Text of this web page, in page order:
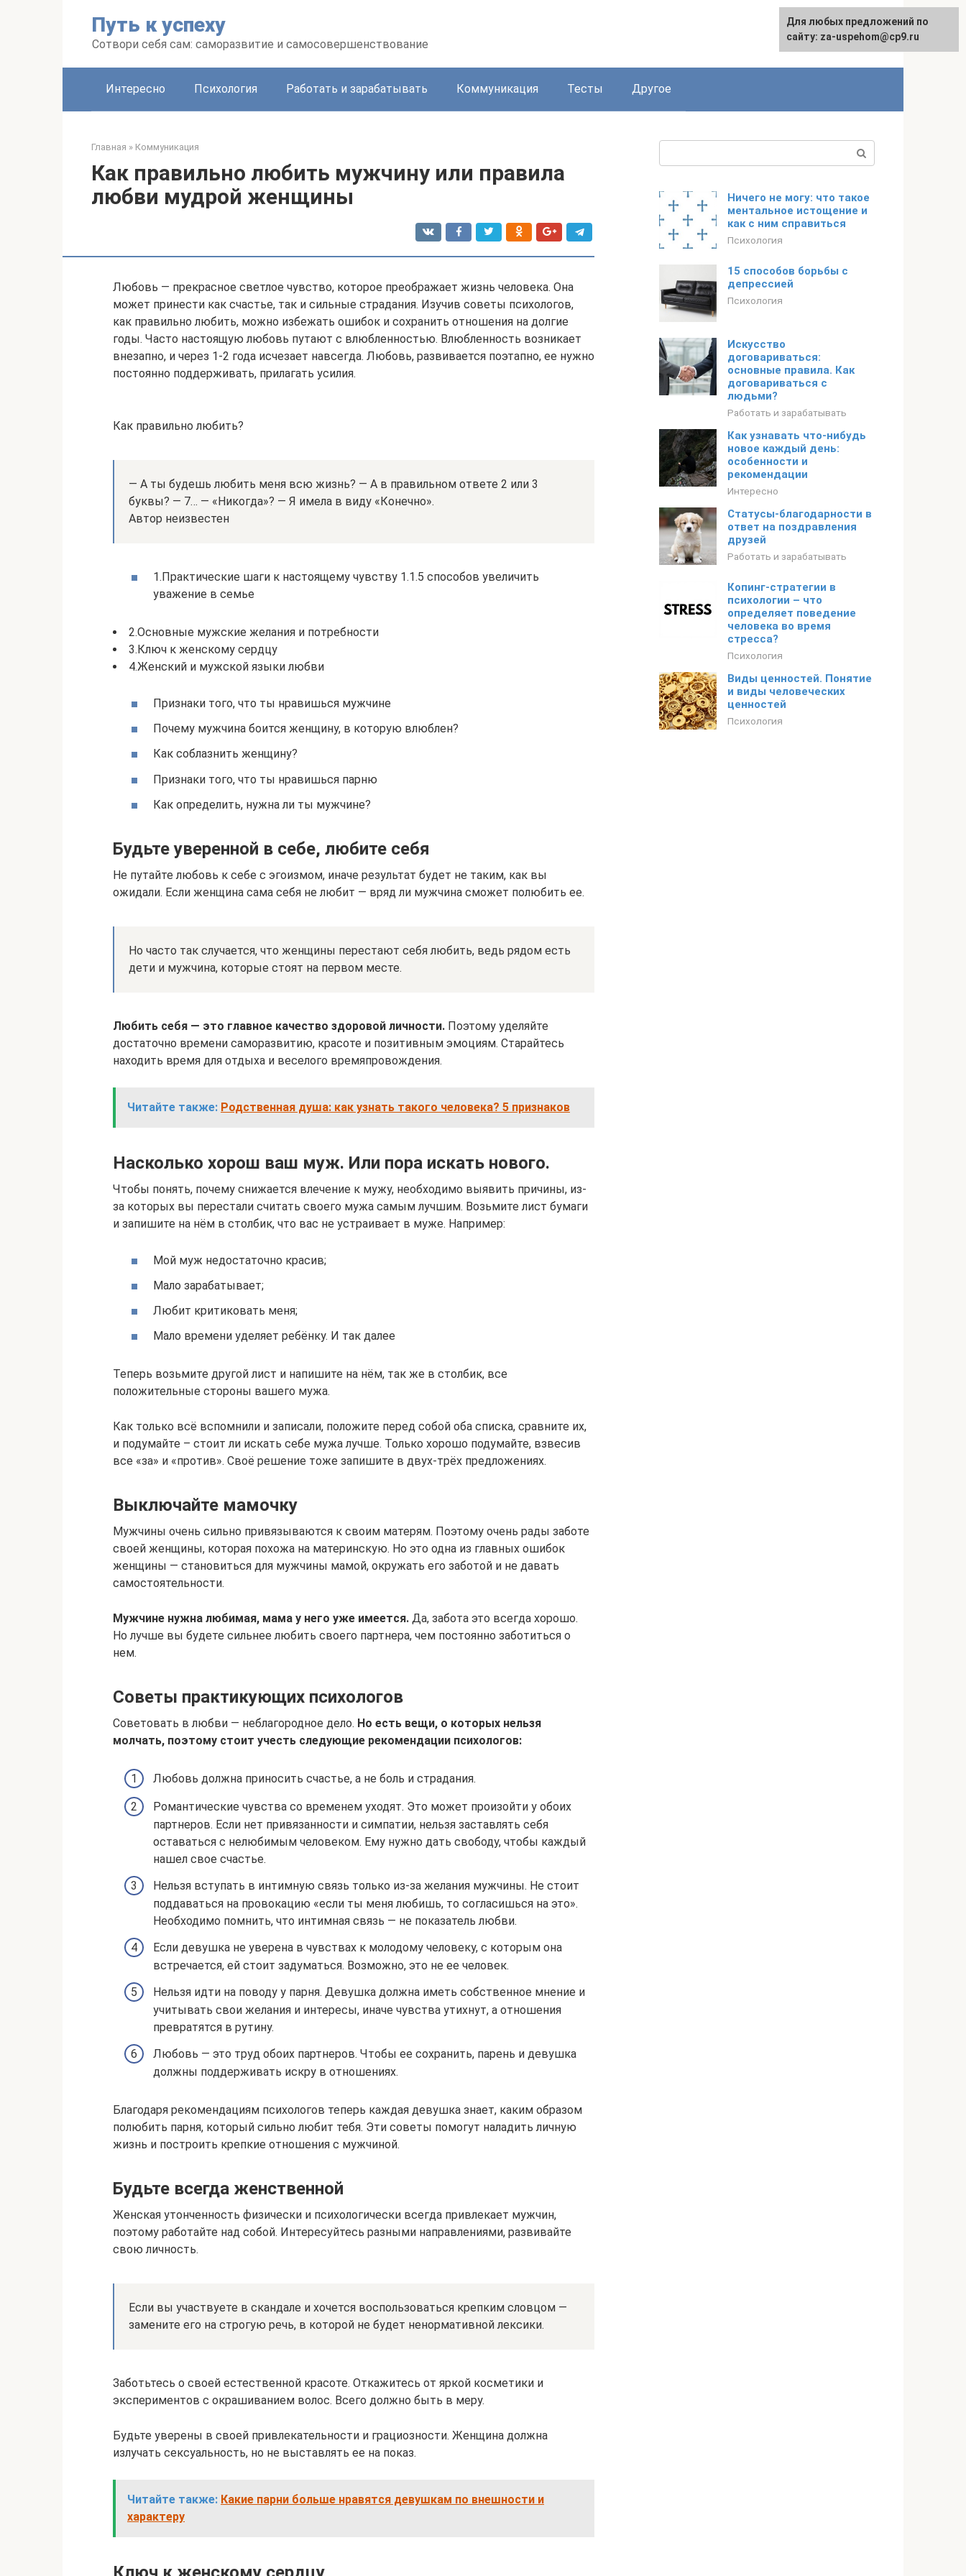
Путь к успеху
Сотвори себя сам: саморазвитие и самосовершенствование
English
Интересно Психология Работать и зарабатывать Коммуникация Тесты Другое
Главная » Коммуникация
Как правильно любить мужчину или правила
любви мудрой женщины
Любовь — прекрасное светлое чувство, которое преображает жизнь человека. Она
может принести как счастье, так и сильные страдания. Изучив советы психологов,
как правильно любить, можно избежать ошибок и сохранить отношения на долгие
годы. Часто настоящую любовь путают с влюбленностью. Влюбленность возникает
внезапно, и через 1-2 года исчезает навсегда. Любовь, развивается поэтапно, ее нужно
постоянно поддерживать, прилагать усилия.
Как правильно любить?
— А ты будешь любить меня всю жизнь? — А в правильном ответе 2 или 3
буквы? — 7… — «Никогда»? — Я имела в виду «Конечно».
Автор неизвестен
1.Практические шаги к настоящему чувству 1.1.5 способов увеличить
уважение в семье
2.Основные мужские желания и потребности
3.Ключ к женскому сердцу
4.Женский и мужской языки любви
Признаки того, что ты нравишься мужчине
Почему мужчина боится женщину, в которую влюблен?
Как соблазнить женщину?
Признаки того, что ты нравишься парню
Как определить, нужна ли ты мужчине?
Будьте уверенной в себе, любите себя
Не путайте любовь к себе с эгоизмом, иначе результат будет не таким, как вы
ожидали. Если женщина сама себя не любит — вряд ли мужчина сможет полюбить ее.
Но часто так случается, что женщины перестают себя любить, ведь рядом есть
дети и мужчина, которые стоят на первом месте.
Любить себя — это главное качество здоровой личности. Поэтому уделяйте
достаточно времени саморазвитию, красоте и позитивным эмоциям. Старайтесь
находить время для отдыха и веселого времяпровождения.
Читайте также: Родственная душа: как узнать такого человека? 5 признаков
Насколько хорош ваш муж. Или пора искать нового.
Чтобы понять, почему снижается влечение к мужу, необходимо выявить причины, из-
за которых вы перестали считать своего мужа самым лучшим. Возьмите лист бумаги
и запишите на нём в столбик, что вас не устраивает в муже. Например:
Мой муж недостаточно красив;
Мало зарабатывает;
Любит критиковать меня;
Мало времени уделяет ребёнку. И так далее
Теперь возьмите другой лист и напишите на нём, так же в столбик, все
положительные стороны вашего мужа.
Как только всё вспомнили и записали, положите перед собой оба списка, сравните их,
и подумайте – стоит ли искать себе мужа лучше. Только хорошо подумайте, взвесив
все «за» и «против». Своё решение тоже запишите в двух-трёх предложениях.
Выключайте мамочку
Мужчины очень сильно привязываются к своим матерям. Поэтому очень рады заботе
своей женщины, которая похожа на материнскую. Но это одна из главных ошибок
женщины — становиться для мужчины мамой, окружать его заботой и не давать
самостоятельности.
Мужчине нужна любимая, мама у него уже имеется. Да, забота это всегда хорошо.
Но лучше вы будете сильнее любить своего партнера, чем постоянно заботиться о
нем.
Советы практикующих психологов
Советовать в любви — неблагородное дело. Но есть вещи, о которых нельзя
молчать, поэтому стоит учесть следующие рекомендации психологов:
Любовь должна приносить счастье, а не боль и страдания.
Романтические чувства со временем уходят. Это может произойти у обоих
партнеров. Если нет привязанности и симпатии, нельзя заставлять себя
оставаться с нелюбимым человеком. Ему нужно дать свободу, чтобы каждый
нашел свое счастье.
Нельзя вступать в интимную связь только из-за желания мужчины. Не стоит
поддаваться на провокацию «если ты меня любишь, то согласишься на это».
Необходимо помнить, что интимная связь — не показатель любви.
Если девушка не уверена в чувствах к молодому человеку, с которым она
встречается, ей стоит задуматься. Возможно, это не ее человек.
Нельзя идти на поводу у парня. Девушка должна иметь собственное мнение и
учитывать свои желания и интересы, иначе чувства утихнут, а отношения
превратятся в рутину.
Любовь — это труд обоих партнеров. Чтобы ее сохранить, парень и девушка
должны поддерживать искру в отношениях.
Благодаря рекомендациям психологов теперь каждая девушка знает, каким образом
полюбить парня, который сильно любит тебя. Эти советы помогут наладить личную
жизнь и построить крепкие отношения с мужчиной.
Будьте всегда женственной
Женская утонченность физически и психологически всегда привлекает мужчин,
поэтому работайте над собой. Интересуйтесь разными направлениями, развивайте
свою личность.
Если вы участвуете в скандале и хочется воспользоваться крепким словцом —
замените его на строгую речь, в которой не будет ненормативной лексики.
Заботьтесь о своей естественной красоте. Откажитесь от яркой косметики и
экспериментов с окрашиванием волос. Всего должно быть в меру.
Будьте уверены в своей привлекательности и грациозности. Женщина должна
излучать сексуальность, но не выставлять ее на показ.
Читайте также: Какие парни больше нравятся девушкам по внешности и
характеру
Ничего не могу: что такое
ментальное истощение и
как с ним справиться
Психология
15 способов борьбы с
депрессией
Психология
Искусство
договариваться:
основные правила. Как
договариваться с
людьми?
Работать и зарабатывать
Как узнавать что-нибудь
новое каждый день:
особенности и
рекомендации
Интересно
Статусы-благодарности в
ответ на поздравления
друзей
Работать и зарабатывать
Копинг-стратегии в
психологии – что
определяет поведение
человека во время
стресса?
Психология
Виды ценностей. Понятие
и виды человеческих
ценностей
Психология
Для любых предложений по
сайту: za-uspehom@cp9.ru